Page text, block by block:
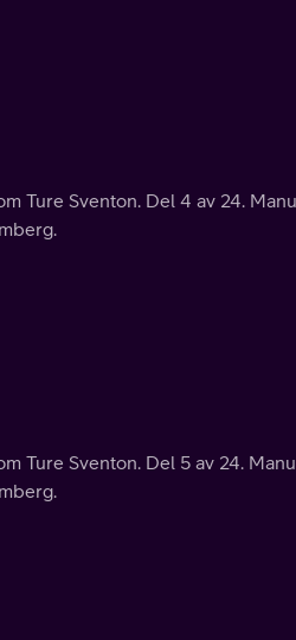
Ture Sventon. Del 4 av 24.
Ture Sventon. Del 5 av 24.